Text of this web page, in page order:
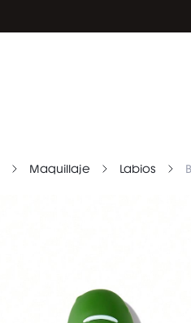
Maquillaje Labios